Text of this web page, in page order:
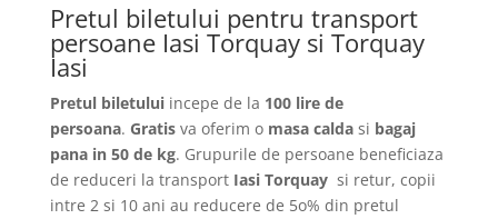
Pretul biletului pentru transport
persoane Iasi Torquay si Torquay
Iasi
Pretul biletuluiincepe de la 100 lire de
persoana. Gratisva oferim o masa caldasi bagaj
pana in 50 de kg. Grupurile de persoane beneficiaza
de reduceri la transport Iasi Torquay si retur, copii
intre 2 si 10 ani au reducere de 5o% din pretul